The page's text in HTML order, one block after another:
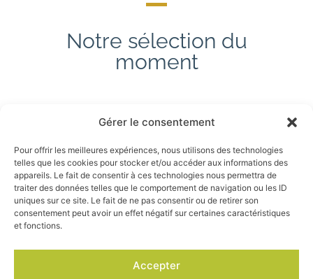
Gérer le consentement
Pour offrir les meilleures expériences, nous utilisons des technologies
telles que les cookies pour stocker et/ou accéder aux informations des
appareils. Le fait de consentir à ces technologies nous permettra de
traiter des données telles que le comportement de navigation ou les ID
uniques sur ce site. Le fait de ne pas consentir ou de retirer son
consentement peut avoir un effet négatif sur certaines caractéristiques
et fonctions.
Accepter
Notre sélection du
moment